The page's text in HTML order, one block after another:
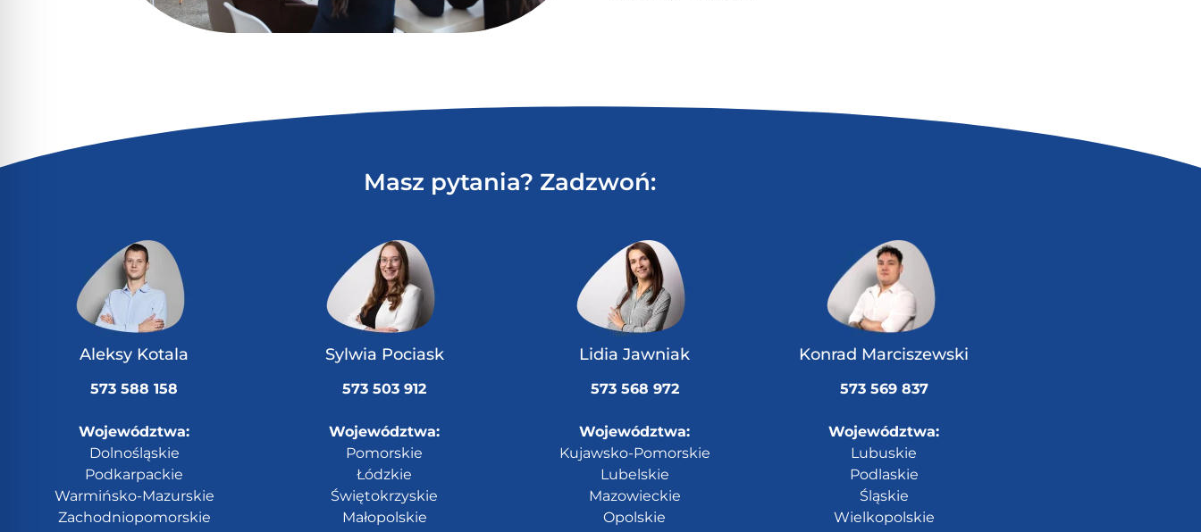
Masz pytania? Zadzwoń:
Aleksy Kotala
573 588 158
Województwa:
Dolnośląskie
Podkarpackie
Warmińsko-Mazurskie
Zachodniopomorskie
Sylwia Pociask
573 503 912
Województwa:
Pomorskie
Łódzkie
Świętokrzyskie
Małopolskie
Lidia Jawniak
573 568 972
Województwa:
Kujawsko-Pomorskie
Lubelskie
Mazowieckie
Opolskie
Konrad Marciszewski
573 569 837
Województwa:
Lubuskie
Podlaskie
Śląskie
Wielkopolskie